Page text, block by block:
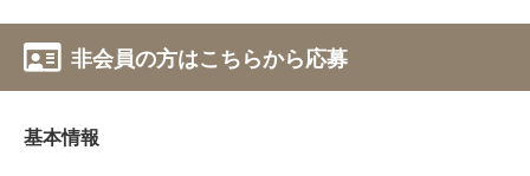
非会員の方はこちらから応募
基本情報